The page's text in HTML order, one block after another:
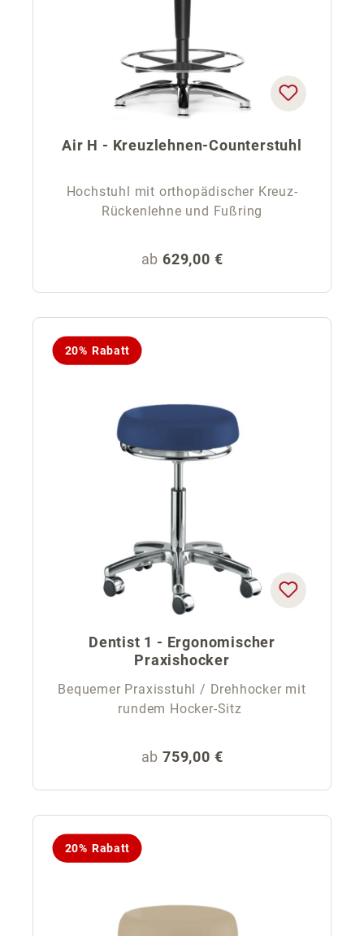
Air H - Kreuzlehnen-Counterstuhl
Hochstuhl mit orthopädischer Kreuz-
Rückenlehne und Fußring
Regulärer Preis:
ab 629,00 €
20% Rabatt
Dentist 1 - Ergonomischer
Praxishocker
Bequemer Praxisstuhl / Drehhocker mit
rundem Hocker-Sitz
Regulärer Preis:
ab 759,00 €
20% Rabatt